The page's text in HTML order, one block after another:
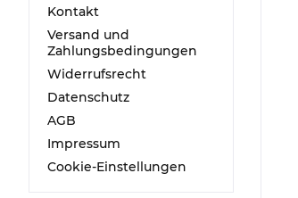
Kontakt
Versand und
Zahlungsbedingungen
Widerrufsrecht
Datenschutz
AGB
Impressum
Cookie-Einstellungen